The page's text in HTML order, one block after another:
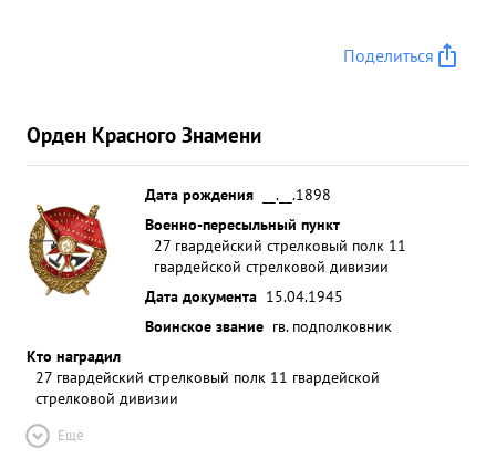
Поделиться
Орден Красного Знамени
Дата рождения
__.__.1898
Военно-пересыльный пункт
27 гвардейский стрелковый полк 11
гвардейской стрелковой дивизии
Дата документа 15.04.1945
Воинское звание гв. подполковник
Кто наградил
27 гвардейский стрелковый полк 11 гвардейской
стрелковой дивизии
Ещё